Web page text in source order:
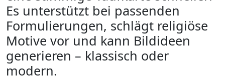
Es unterstützt bei passenden
Formulierungen, schlägt religiöse
Motive vor und kann Bildideen
generieren – klassisch oder
modern.